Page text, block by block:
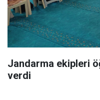
Jandarma ekipleri
verdi